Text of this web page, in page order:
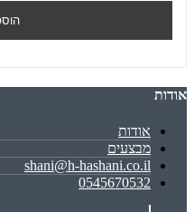
אודות
אודות
מבצעים
shani@h-hashani.co.il
0545670532